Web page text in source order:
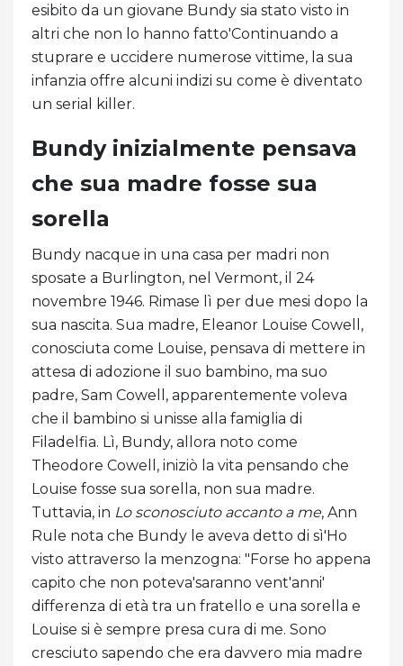
esibito da un giovane Bundy sia stato visto in
altri che non lo hanno fatto'Continuando a
stuprare e uccidere numerose vittime, la sua
infanzia offre alcuni indizi su come è diventato
un serial killer.
Bundy inizialmente pensava
che sua madre fosse sua
sorella
Bundy nacque in una casa per madri non
sposate a Burlington, nel Vermont, il 24
novembre 1946. Rimase lì per due mesi dopo la
sua nascita. Sua madre, Eleanor Louise Cowell,
conosciuta come Louise, pensava di mettere in
attesa di adozione il suo bambino, ma suo
padre, Sam Cowell, apparentemente voleva
che il bambino si unisse alla famiglia di
Filadelfia. Lì, Bundy, allora noto come
Theodore Cowell, iniziò la vita pensando che
Louise fosse sua sorella, non sua madre.
Tuttavia, in Lo sconosciuto accanto a me, Ann
Rule nota che Bundy le aveva detto di sì'Ho
visto attraverso la menzogna: "Forse ho appena
capito che non poteva'saranno vent'anni'
differenza di età tra un fratello e una sorella e
Louise si è sempre presa cura di me. Sono
cresciuto sapendo che era davvero mia madre